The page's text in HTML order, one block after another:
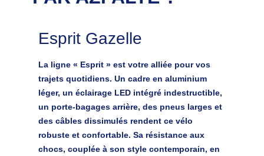
Esprit Gazelle
La ligne « Esprit » est votre alliée pour vos
trajets quotidiens. Un cadre en aluminium
léger, un éclairage LED intégré indestructible,
un porte-bagages arrière, des pneus larges et
des câbles dissimulés rendent ce vélo
robuste et confortable. Sa résistance aux
chocs, couplée à son style contemporain, en